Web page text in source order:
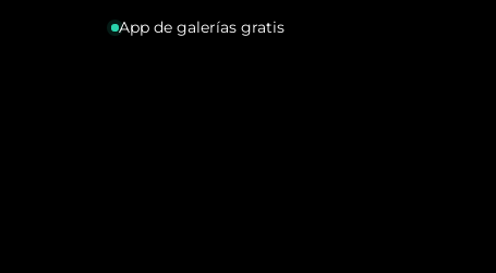
App de galerías gratis